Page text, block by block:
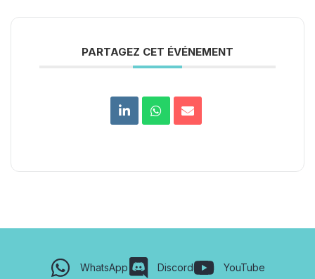
PARTAGEZ CET ÉVÉNEMENT
WhatsApp Discord
YouTube